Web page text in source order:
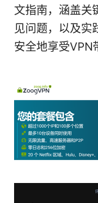
文指南，涵盖关
见问题，以及实
安全地享受VPN